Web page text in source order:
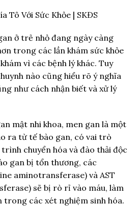
Tô Với Sức Khỏe | SKĐS
ở trẻ nhỏ đang ngày càng
trong các lần khám sức khỏe
vì các bệnh lý khác. Tuy
nào cũng hiểu rõ ý nghĩa
như cách nhận biết và xử lý
mật nhi khoa, men gan là một
ra từ tế bào gan, có vai trò
chuyển hóa và đào thải độc
gan bị tổn thương, các
aminotransferase) và AST
sẽ bị rò rỉ vào máu, làm
trong các xét nghiệm sinh hóa.